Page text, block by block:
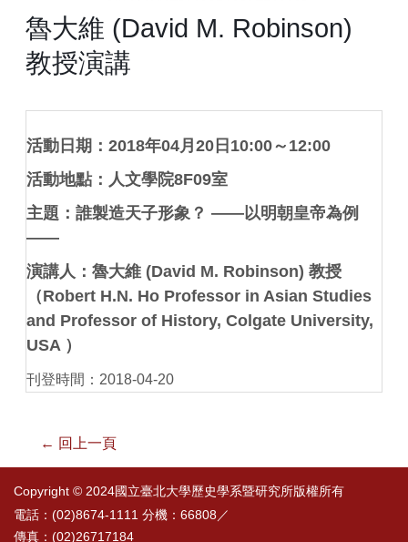
魯大維 (David M. Robinson)
教授演講
活動日期：2018年04月20日10:00～12:00
活動地點：人文學院8F09室
主題：誰製造天子形象？ ——以明朝皇帝為例
——
演講人：魯大維 (David M. Robinson) 教授
（Robert H.N. Ho Professor in Asian Studies
and Professor of History, Colgate University,
USA ）
刊登時間：2018-04-20
← 回上一頁
Copyright © 2024國立臺北大學歷史學系暨研究所版權所有
電話：(02)8674-1111 分機：66808／
傳真：(02)26717184